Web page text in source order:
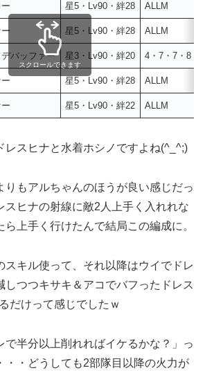
星5・Lv90・絆28 ALLM
星5・Lv90・絆28 ALLM
バッファー 星3・Lv90・絆20 4・7・7・8
星5・Lv90・絆28 ALLM
星5・Lv90・絆22 ALLM
スクロールできます
レスヒナと水着ホシノですよね(^_^;)
りもアルちゃんのほうが良い感じだっ
スヒナの射線に敵2人上手く入れれな
上手く行けたんで結局この編成に。
スキル使って、それ以降はウイでドレ
しつつキサキ＆アコでバフったドレス
だけって感じでしたｗ
で半分以上削れればイケるかな？」っ
・・どうしても2部隊目以降の火力が